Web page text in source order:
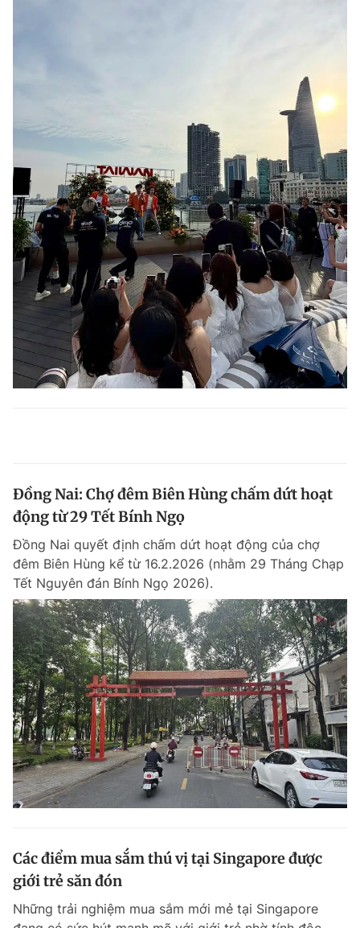
Đồng Nai: Chợ đêm Biên Hùng chấm dứt hoạt
động từ 29 Tết Bính Ngọ
Đồng Nai quyết định chấm dứt hoạt động của chợ
đêm Biên Hùng kể từ 16.2.2026 (nhằm 29 Tháng Chạp
Tết Nguyên đán Bính Ngọ 2026).
Các điểm mua sắm thú vị tại Singapore được
giới trẻ săn đón
Những trải nghiệm mua sắm mới mẻ tại Singapore